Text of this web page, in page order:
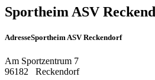
Sportheim ASV
AdresseSportheim ASV Reckendorf
Am Sportzentrum 7
96182
Reckendorf